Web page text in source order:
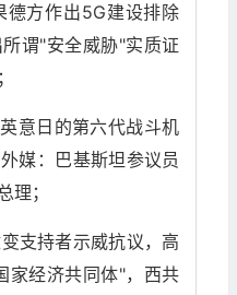
德方作出5G建设排除
谓"安全威胁"实质证
意日的第六代战斗机
媒：巴基斯坦参议员
理；
支持者示威抗议，高
家经济共同体"，西共